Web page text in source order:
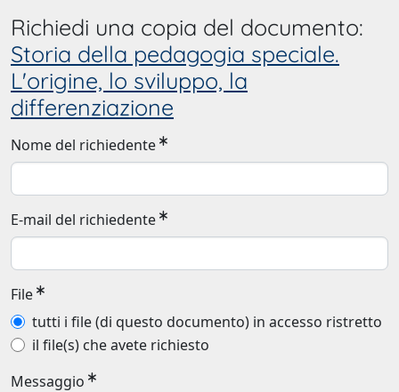
Richiedi una copia del documento:
Storia della pedagogia speciale.
L'origine, lo sviluppo, la
differenziazione
Nome del richiedente
E-mail del richiedente
File
tutti i file (di questo documento) in accesso ristretto
il file(s) che avete richiesto
Messaggio